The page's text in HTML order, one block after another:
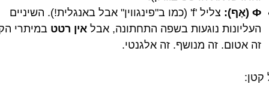
Ф (אֶף):
צליל 'f' (כמו ב"פינגווין" אבל באנגלית!). השיניים
העליונות נוגעות בשפה התחתונה, אבלאין רטט במיתרי
זה אטום. זה מנושף. זה אלגנטי.
קטן: